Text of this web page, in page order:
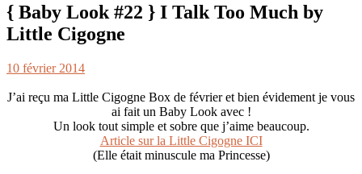
{ Baby Look #22 } I Talk Too Much by
Little Cigogne
10 février 2014
J’ai reçu ma Little Cigogne Box de février et bien évidement je vous
ai fait un Baby Look avec !
Un look tout simple et sobre que j’aime beaucoup.
Article sur la Little Cigogne ICI
(Elle était minuscule ma Princesse)